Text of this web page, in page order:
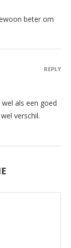
beter om
als een goed
verschil.
REPLY